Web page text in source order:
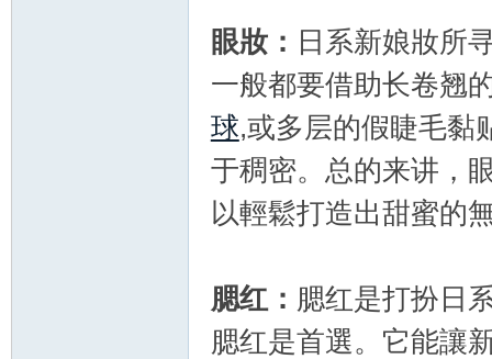
眼妝： 日系新娘妝所
一般都要借助长卷翘
球,或多层的假睫毛黏
于稠密。总的来讲，
以輕鬆打造出甜蜜的
腮红： 腮红是打扮日
腮红是首選。它能讓